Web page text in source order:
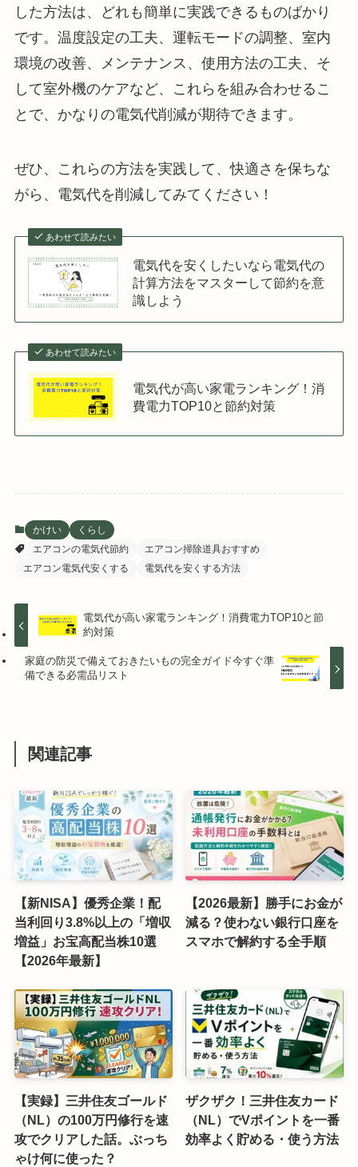
した方法は、どれも簡単に実践できるものばかり
です。温度設定の工夫、運転モードの調整、室内
環境の改善、メンテナンス、使用方法の工夫、そ
して室外機のケアなど、これらを組み合わせるこ
とで、かなりの電気代削減が期待できます。
ぜひ、これらの方法を実践して、快適さを保ちな
がら、電気代を削減してみてください！
あわせて読みたい
電気代を安くしたいなら電気代の
計算方法をマスターして節約を意
識しよう
あわせて読みたい
電気代が高い家電ランキング！消
費電力TOP10と節約対策
かけい
くらし
エアコンの電気代節約
エアコン掃除道具おすすめ
エアコン電気代安くする
電気代を安くする方法
電気代が高い家電ランキング！消費電力TOP10と節
約対策
家庭の防災で備えておきたいもの完全ガイド今すぐ準
備できる必需品リスト
関連記事
【新NISA】優秀企業！配
当利回り3.8%以上の「増収
増益」お宝高配当株10選
【2026年最新】
【2026最新】勝手にお金が
減る？使わない銀行口座を
スマホで解約する全手順
【実録】三井住友ゴールド
（NL）の100万円修行を速
攻でクリアした話。ぶっち
ゃけ何に使った？
ザクザク！三井住友カード
（NL）でVポイントを一番
効率よく貯める・使う方法